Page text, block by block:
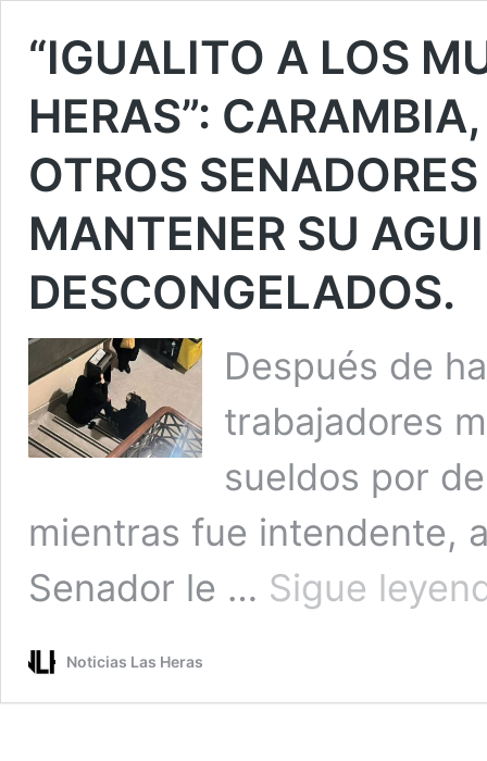
“IGUALITO A LOS
HERAS”:
OTROS
MANTENER SU
DESCONGELADOS.
Después de
trabajadores
sueldos por
mientras fue intendente,
Senador le … Sigue
Noticias Las Heras